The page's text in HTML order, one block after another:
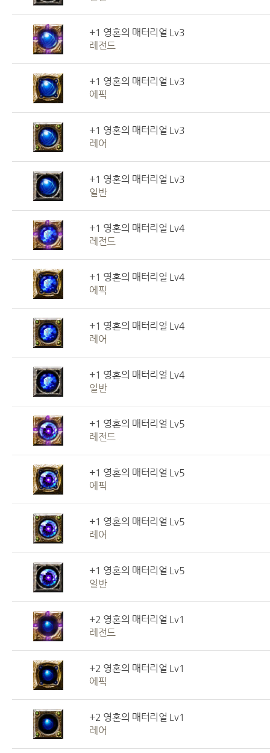
+1 영혼의 매터리얼 Lv3
레전드
+1 영혼의 매터리얼 Lv3
에픽
+1 영혼의 매터리얼 Lv3
레어
+1 영혼의 매터리얼 Lv3
일반
+1 영혼의 매터리얼 Lv4
레전드
+1 영혼의 매터리얼 Lv4
에픽
+1 영혼의 매터리얼 Lv4
레어
+1 영혼의 매터리얼 Lv4
일반
+1 영혼의 매터리얼 Lv5
레전드
+1 영혼의 매터리얼 Lv5
에픽
+1 영혼의 매터리얼 Lv5
레어
+1 영혼의 매터리얼 Lv5
일반
+2 영혼의 매터리얼 Lv1
레전드
+2 영혼의 매터리얼 Lv1
에픽
+2 영혼의 매터리얼 Lv1
레어